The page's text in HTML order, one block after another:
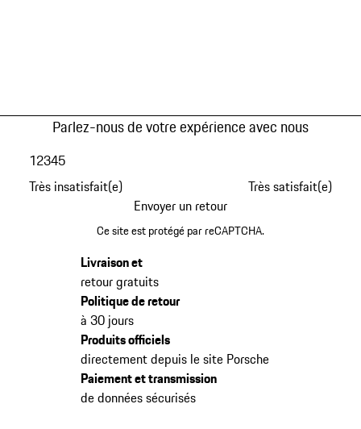
Parlez-nous de votre expérience avec nous
Très insatisfait(e)
12345
Très satisfait(e)
Envoyer un retour
Ce site est protégé par reCAPTCHA.
Livraison et
retour gratuits
Politique de retour
à 30 jours
Produits officiels
directement depuis le site Porsche
Paiement et transmission
de données sécurisés